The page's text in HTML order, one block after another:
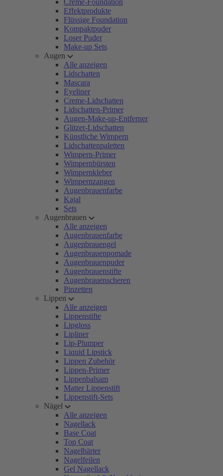
Creme-Foundation
Effektprodukte
Flüssige Foundation
Kompaktpuder
Loser Puder
Make-up Sets
Augen
Alle anzeigen
Lidschatten
Mascara
Eyeliner
Creme-Lidschatten
Lidschatten-Primer
Augen-Make-up-Entferner
Glitzer-Lidschatten
Künstliche Wimpern
Lidschattenpaletten
Wimpern-Primer
Wimpernbürsten
Wimpernkleber
Wimpernzangen
Augenbrauenfarbe
Kajal
Sets
Augenbrauen
Alle anzeigen
Augenbrauenfarbe
Augenbrauengel
Augenbrauenpomade
Augenbrauenpuder
Augenbrauenstifte
Augenbrauenscheren
Pinzetten
Lippen
Alle anzeigen
Lippenstifte
Lipgloss
Lipliner
Lip-Plumper
Liquid Lipstick
Lippen Zubehör
Lippen-Primer
Lippenbalsam
Matter Lippenstift
Lippenstift-Sets
Nägel
Alle anzeigen
Nagellack
Base Coat
Top Coat
Nagelhärter
Nagelfeilen
Gel Nagellack